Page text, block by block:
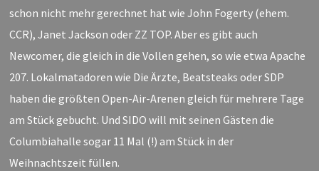
schon nicht mehr gerechnet hat wie John Fogerty (ehem.
CCR), Janet Jackson oder ZZ TOP. Aber es gibt auch
Newcomer, die gleich in die Vollen gehen, so wie etwa Apache
207. Lokalmatadoren wie Die Ärzte, Beatsteaks oder SDP
haben die größten Open-Air-Arenen gleich für mehrere Tage
am Stück gebucht. Und SIDO will mit seinen Gästen die
Columbiahalle sogar 11 Mal (!) am Stück in der
Weihnachtszeit füllen.